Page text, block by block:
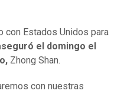
con Estados Unidos para
el domingo el
Zhong Shan.
con nuestras